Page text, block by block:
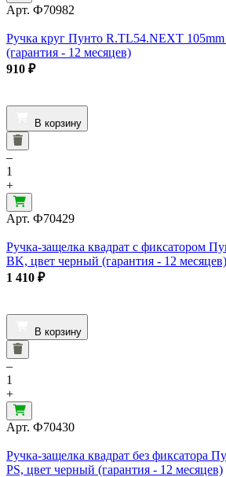
Арт. Ф70982
Ручка круг Пунто R.TL54.NEXT
(гарантия - 12 месяцев)
910 ₽
В корзину
–
1
+
Арт. Ф70429
Ручка-защелка квадрат с фиксатором
BK, цвет черный (гарантия - 12 месяцев)
1 410 ₽
В корзину
–
1
+
Арт. Ф70430
Ручка-защелка квадрат без фиксатора
PS, цвет черный (гарантия - 12 месяцев)